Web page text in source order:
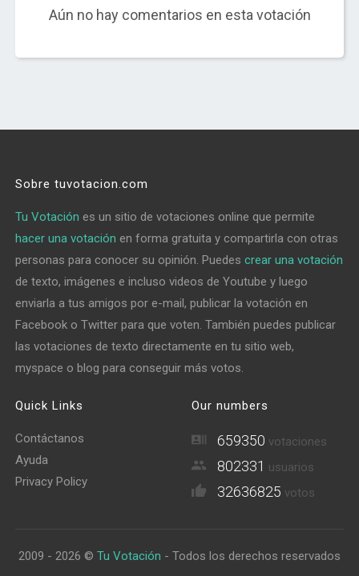
Aún no hay comentarios en esta votación
Sobre tuvotacion.com
Tu Votación es un sitio de votaciones online que permite
hacer una votación en forma gratuita y compartirla con otras
personas para conocer su opinión. Puedescrear una votación
de texto, imágenes e incluso videos de Youtube y luego
enviarla a tus amigos por e-mail, publicar la votación en
Facebook o Twitter para que voten. También puedes publicar
las votaciones de texto directamente en tu sitio web,
myspace o blog para conseguir más votos.
Quick Links
Contáctanos
Ayuda
Privacy Policy
Our numbers
659350 votaciones
802331 usuarios
32636825 votos
2009 - 2026 © Tu Votación - Todos los derechos reservados